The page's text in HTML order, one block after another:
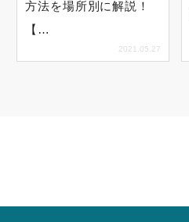
方法を場所別に解説！
【…
2021.05.27